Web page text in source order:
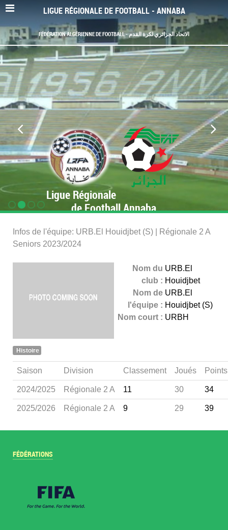
LIGUE RÉGIONALE DE FOOTBALL - ANNABA
FÉDÉRATION ALGÉRIENNE DE FOOTBALL - الاتحاد الجزائري لكرة القدم
Ligue Régionale
de Football Annaba
Infos de l'équipe: URB.El Houidjbet (S) | Régionale 2 A
Seniors 2023/2024
Nom du
club :
URB.El
Houidjbet
Nom de
l'équipe :
URB.El
Houidjbet (S)
Nom court : URBH
Histoire
Saison Division Classement Joués Points
2024/2025 Régionale 2 A 11 30 34
2025/2026 Régionale 2 A 9 29 39
FÉDÉRATIONS